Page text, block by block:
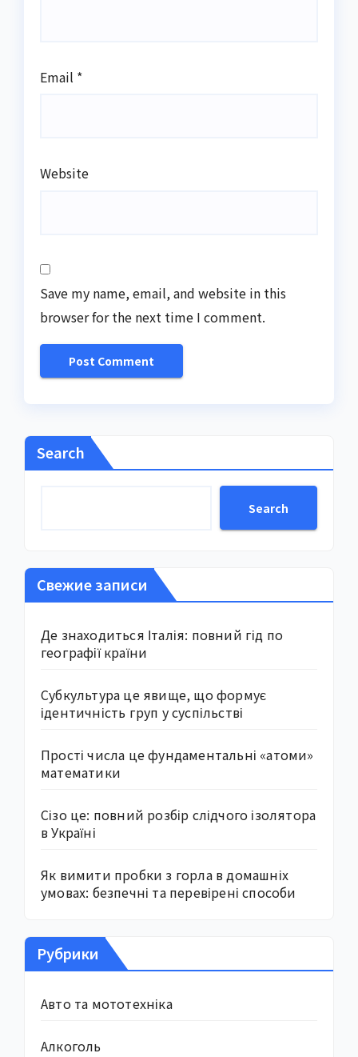
Email *
Website
Save my name, email, and website in this
browser for the next time I comment.
Search
Search
Свежие записи
Де знаходиться Італія: повний гід по
географії країни
Субкультура це явище, що формує
ідентичність груп у суспільстві
Прості числа це фундаментальні «атоми»
математики
Сізо це: повний розбір слідчого ізолятора
в Україні
Як вимити пробки з горла в домашніх
умовах: безпечні та перевірені способи
Рубрики
Авто та мототехніка
Алкоголь